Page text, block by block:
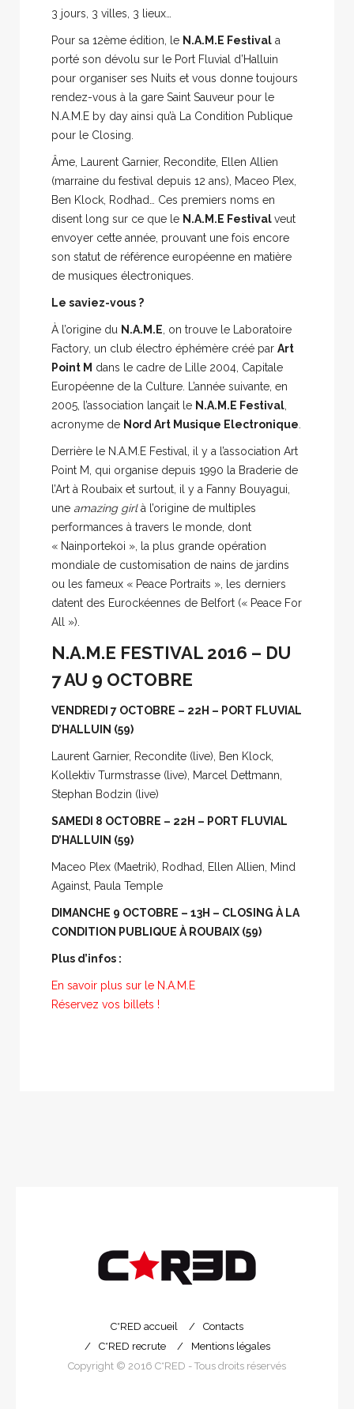
3 jours, 3 villes, 3 lieux…
Pour sa 12ème édition, le N.A.M.E Festival a
porté son dévolu sur le Port Fluvial d’Halluin
pour organiser ses Nuits et vous donne toujours
rendez-vous à la gare Saint Sauveur pour le
N.A.M.E by day ainsi qu’à La Condition Publique
pour le Closing.
Âme, Laurent Garnier, Recondite, Ellen Allien
(marraine du festival depuis 12 ans), Maceo Plex,
Ben Klock, Rodhad… Ces premiers noms en
disent long sur ce que le N.A.M.E Festivalveut
envoyer cette année, prouvant une fois encore
son statut de référence européenne en matière
de musiques électroniques.
Le saviez-vous ?
À l’origine du N.A.M.E , on trouve le Laboratoire
Factory, un club électro éphémère créé par Art
Point M dans le cadre de Lille 2004, Capitale
Européenne de la Culture. L’année suivante, en
2005, l’association lançait le N.A.M.E Festival
acronyme de Nord Art Musique Electronique
Derrière le N.A.M.E Festival, il y a l’association Art
Point M, qui organise depuis 1990 la Braderie de
l’Art à Roubaix et surtout, il y a Fanny Bouyagui,
une amazing girlà l’origine de multiples
performances à travers le monde, dont
« Nainportekoi », la plus grande opération
mondiale de customisation de nains de jardins
ou les fameux « Peace Portraits », les derniers
datent des Eurockéennes de Belfort (« Peace For
All »).
N.A.M.E FESTIVAL 2016 – DU
7 AU 9 OCTOBRE
VENDREDI 7 OCTOBRE – 22H – PORT FLUVIAL
D’HALLUIN (59)
Laurent Garnier, Recondite (live), Ben Klock,
Kollektiv Turmstrasse (live), Marcel Dettmann,
Stephan Bodzin (live)
SAMEDI 8 OCTOBRE – 22H – PORT FLUVIAL
D’HALLUIN (59)
Maceo Plex (Maetrik), Rodhad, Ellen Allien, Mind
Against, Paula Temple
DIMANCHE 9 OCTOBRE – 13H – CLOSING À LA
CONDITION PUBLIQUE À ROUBAIX (59)
Plus d’infos :
En savoir plus sur le N.A.M.E
Réservez vos billets !
C*RED accueil
Contacts
C*RED recrute
Mentions légales
Copyright © 2016 C*RED - Tous droits réservés